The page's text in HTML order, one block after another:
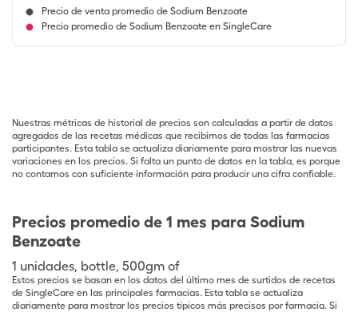
Precio de venta promedio de Sodium Benzoate
Precio promedio de Sodium Benzoate en SingleCare
Nuestras métricas de historial de precios son calculadas a partir de datos
agregados de las recetas médicas que recibimos de todas las farmacias
participantes. Esta tabla se actualiza diariamente para mostrar las nuevas
variaciones en los precios. Si falta un punto de datos en la tabla, es porque
no contamos con suficiente información para producir una cifra confiable.
Precios promedio de 1 mes para Sodium
Benzoate
1 unidades, bottle, 500gm of
Estos precios se basan en los datos del último mes de surtidos de recetas
de SingleCare en las principales farmacias. Esta tabla se actualiza
diariamente para mostrar los precios típicos más precisos por farmacia. Si